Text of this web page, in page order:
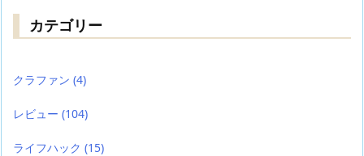
カテゴリー
クラファン (4)
レビュー (104)
ライフハック (15)